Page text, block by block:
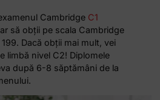
Cambridge C1
să obții pe scala Cambridge
Dacă obții mai mult, vei
limbă nivel C2! Diplomele
după 6-8 săptămâni de la